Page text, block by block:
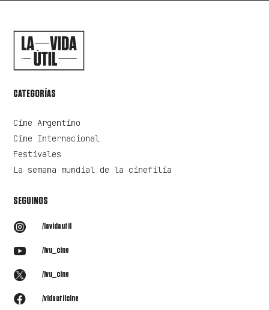
CATEGORÍAS
Cine Argentino
Cine Internacional
Festivales
La semana mundial de la cinefilia
SEGUINOS
 /lavidautil
 /lvu_cine
 /lvu_cine
 /vidautilcine